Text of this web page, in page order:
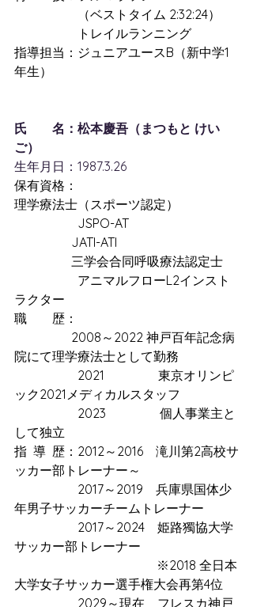
（ベストタイム 2:32:24）
トレイルランニング
指導担当：ジュニアユースB（新中学1
年生）
氏　　名：松本慶吾（まつもと けい
ご）
生年月日：1987.3.26
保有資格：
理学療法士（スポーツ認定）
JSPO-AT
                  JATI-ATI
                  三学会合同呼吸療法認定士
アニマルフローL2インスト
ラクター
職　　歴：
院にて理学療法士として勤務
2021　　　　 東京オリンピ
ック2021メディカルスタッフ
2023　　　　 個人事業主と
して独立
指  導  歴：2012～2016　滝川第2高校サ
ッカー部トレーナー～
2017～2019　兵庫県国体少
年男子サッカーチームトレーナー
2017～2024　姫路獨協大学
サッカー部トレーナー
※2018 全日本
大学女子サッカー選手権大会再第4位
2029～現在　フレスカ神戸